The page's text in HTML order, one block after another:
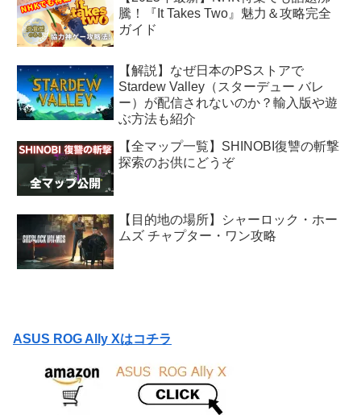
騰！『It Takes Two』魅力＆攻略完全
ガイド
【解説】なぜ日本のPSストアで
Stardew Valley（スターデュー バレ
ー）が配信されないのか？輸入版や遊
ぶ方法も紹介
【全マップ一覧】SHINOBI復讐の斬撃
探索のお供にどうぞ
【目的地の場所】シャーロック・ホー
ムズ チャプター・ワン攻略
ASUS ROG Ally Xはコチラ